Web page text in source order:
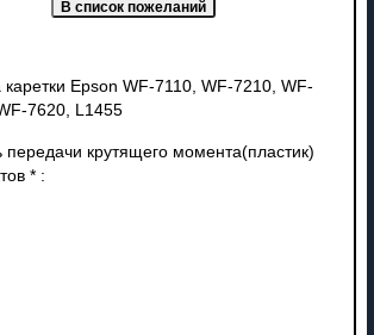
Epson WF-7110, WF-7210, WF-
7620, L1455
крутящего момента(пластик)
* :